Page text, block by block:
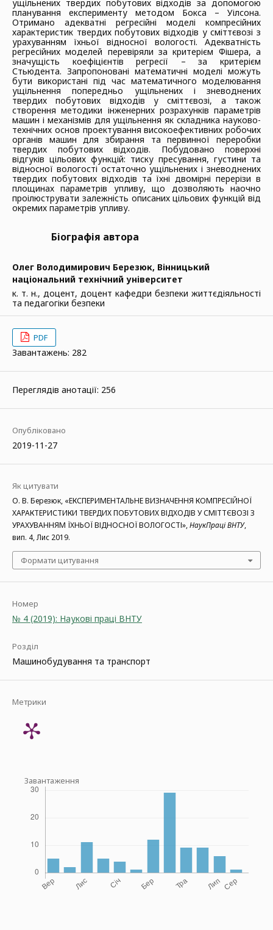
ущільнених твердих побутових відходів за допомогою
планування експерименту методом Бокса – Уілсона.
Отримано адекватні регресійні моделі компресійних
характеристик твердих побутових відходів у сміттєвозі з
урахуванням їхньої відносної вологості. Адекватність
регресійних моделей перевіряли за критерієм Фішера, а
значущість коефіцієнтів регресії – за критерієм
Стьюдента. Запропоновані математичні моделі можуть
бути використані під час математичного моделювання
ущільнення попередньо ущільнених і зневоднених
твердих побутових відходів у сміттєвозі, а також
створення методики інженерних розрахунків параметрів
машин і механізмів для ущільнення як складника науково-
технічних основ проектування високоефективних робочих
органів машин для збирання та первинної переробки
твердих побутових відходів. Побудовано поверхні
відгуків цільових функцій: тиску пресування, густини та
відносної вологості остаточно ущільнених і зневоднених
твердих побутових відходів та їхні двомірні перерізи в
площинах параметрів упливу, що дозволяють наочно
проілюструвати залежність описаних цільових функцій від
окремих параметрів упливу.
Біографія автора
Олег Володимирович Березюк, Вінницький
національний технічний університет
к. т. н., доцент, доцент кафедри безпеки життєдіяльності
та педагогіки безпеки
PDF
Завантажень: 282
Переглядів анотації: 256
Опубліковано
2019-11-27
Як цитувати
О. В. Березюк, «ЕКСПЕРИМЕНТАЛЬНЕ ВИЗНАЧЕННЯ КОМПРЕСІЙНОЇ
ХАРАКТЕРИСТИКИ ТВЕРДИХ ПОБУТОВИХ ВІДХОДІВ У СМІТТЄВОЗІ З
УРАХУВАННЯМ ЇХНЬОЇ ВІДНОСНОЇ ВОЛОГОСТІ»,НаукПраці ВНТУ,
вип. 4, Лис 2019.
Формати цитування
Номер
№ 4 (2019): Наукові праці ВНТУ
Розділ
Машинобудування та транспорт
Метрики
Завантаження